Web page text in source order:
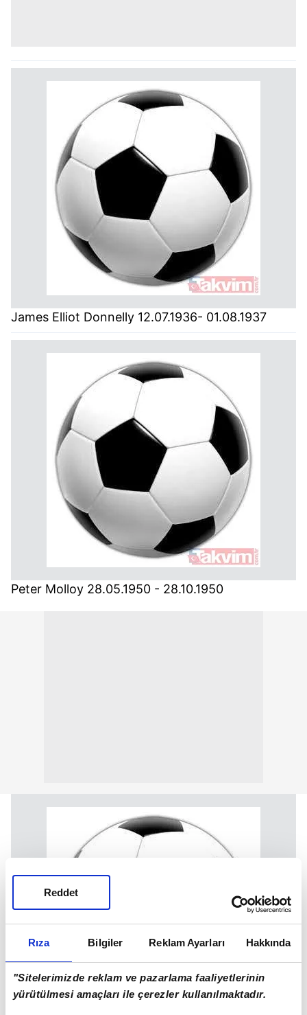
Rıza Bilgiler Reklam Ayarları Hakkında
"Sitelerimizde reklam ve pazarlama faaliyetlerinin
yürütülmesi amaçları ile çerezler kullanılmaktadır.
Reddet
James Elliot Donnelly 12.07.1936- 01.08.1937
Peter Molloy 28.05.1950 - 28.10.1950